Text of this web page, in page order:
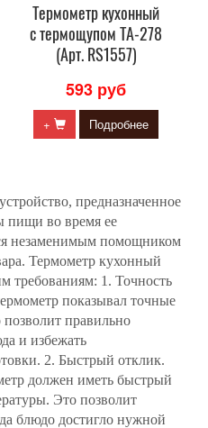
Термометр кухонный
с термощупом TA-278
(Арт. RS1557)
593 руб
+ Подробнее
предназначенное
пищи во время ее
незаменимым помощником
Термометр кухонный
требованиям: 1. Точность
показывал точные
правильно
и избежать
2. Быстрый отклик.
должен иметь быстрый
Это позволит
блюдо достигло нужной